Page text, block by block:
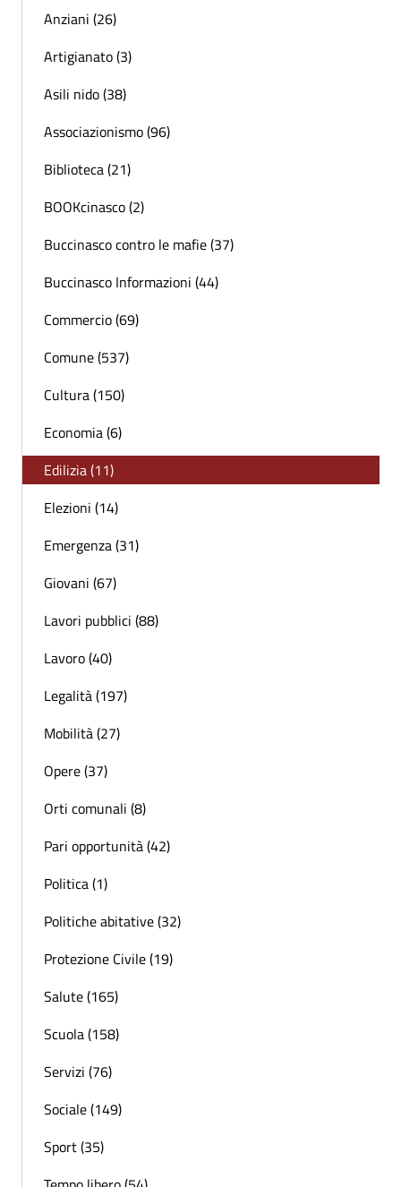
Anziani (26)
Artigianato (3)
Asili nido (38)
Associazionismo (96)
Biblioteca (21)
BOOKcinasco (2)
Buccinasco contro le mafie (37)
Buccinasco Informazioni (44)
Commercio (69)
Comune (537)
Cultura (150)
Economia (6)
Edilizia (11)
Elezioni (14)
Emergenza (31)
Giovani (67)
Lavori pubblici (88)
Lavoro (40)
Legalità (197)
Mobilità (27)
Opere (37)
Orti comunali (8)
Pari opportunità (42)
Politica (1)
Politiche abitative (32)
Protezione Civile (19)
Salute (165)
Scuola (158)
Servizi (76)
Sociale (149)
Sport (35)